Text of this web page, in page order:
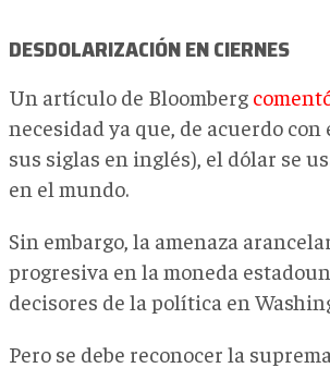
DESDOLARIZACIÓN EN CIERNES
Un artículo de Bloomberg
necesidad ya que, de acuerdo
sus siglas en inglés), el dólar se
en el mundo.
Sin embargo, la amenaza
progresiva en la moneda
decisores de la política en
Pero se debe reconocer la